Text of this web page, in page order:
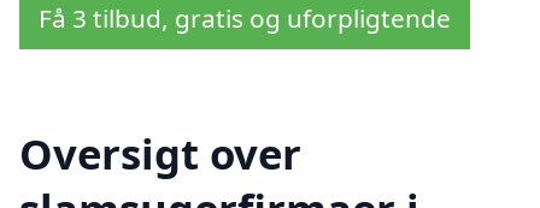
Få 3 tilbud, gratis og uforpligtende
Oversigt over